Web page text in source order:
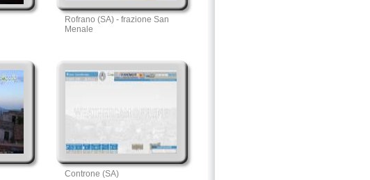
Rofrano (SA) - frazione San
Menale
Controne (SA)